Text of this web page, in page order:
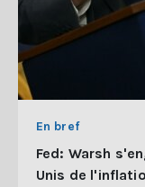
En bref
Fed: Warsh
Unis de